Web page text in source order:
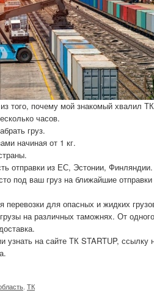
того, почему мой знакомый хвалил
часов.
груз.
начиная от 1 кг.
отправки из ЕС, Эстонии, Финляндии.
под ваш груз на ближайшие отправки
перевозки для опасных и жидких
на различных таможнях. От
узнать на сайте ТК STARTUP, ссылку
ТК